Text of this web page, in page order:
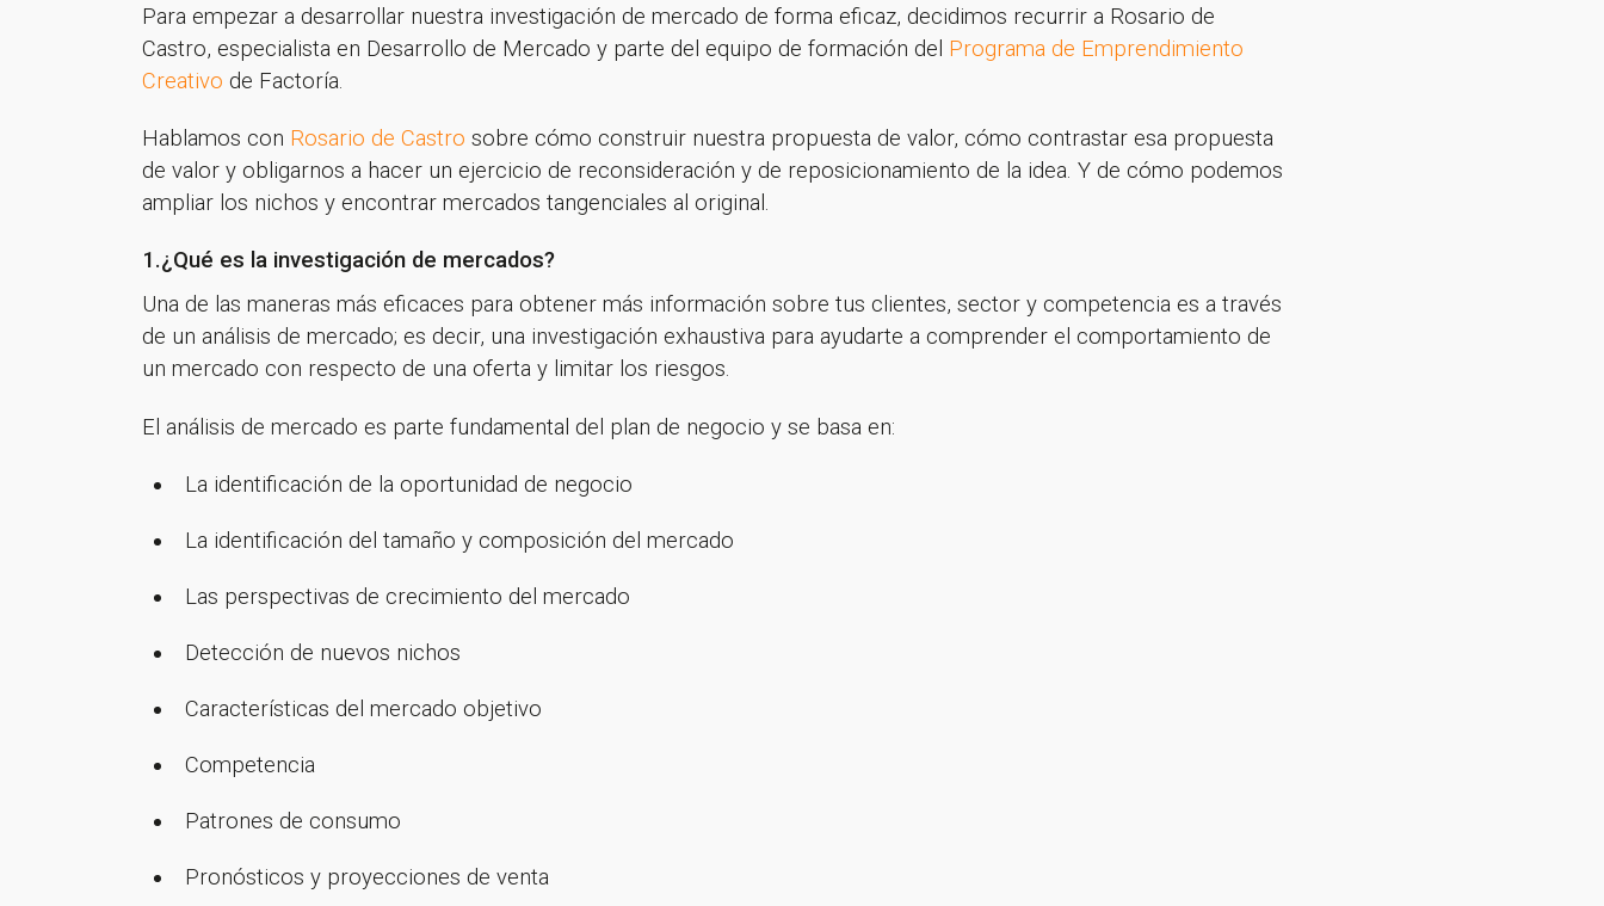
Para empezar a desarrollar nuestra investigación de mercado de forma eficaz, decidimos recurrir a Rosario de
Castro, especialista en Desarrollo de Mercado y parte del equipo de formación del Programa de Emprendimiento
Creativo de Factoría.
Hablamos con Rosario de Castro sobre cómo construir nuestra propuesta de valor, cómo contrastar esa propuesta
de valor y obligarnos a hacer un ejercicio de reconsideración y de reposicionamiento de la idea. Y de cómo podemos
ampliar los nichos y encontrar mercados tangenciales al original.
1.¿Qué es la investigación de mercados?
Una de las maneras más eficaces para obtener más información sobre tus clientes, sector y competencia es a través
de un análisis de mercado; es decir, una investigación exhaustiva para ayudarte a comprender el comportamiento de
un mercado con respecto de una oferta y limitar los riesgos.
El análisis de mercado es parte fundamental del plan de negocio y se basa en:
La identificación de la oportunidad de negocio
La identificación del tamaño y composición del mercado
Las perspectivas de crecimiento del mercado
Detección de nuevos nichos
Características del mercado objetivo
Competencia
Patrones de consumo
Pronósticos y proyecciones de venta